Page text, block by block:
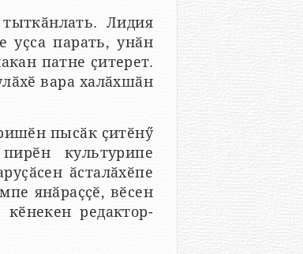
Лидия
парать, унӑн
патне ҫитерет.
вара халӑхшӑн
пысӑк ҫитӗнӳ
культурипе
ӑсталӑхӗпе
янӑраҫҫӗ, вӗсен
редактор-